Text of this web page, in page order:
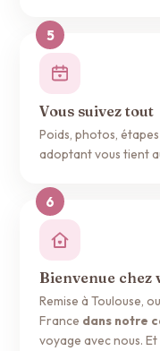
Vous suivez tout
Poids, photos,
adoptant vous tient
Bienvenue chez
Remise à Toulouse,
France dans notre
voyage avec nous.